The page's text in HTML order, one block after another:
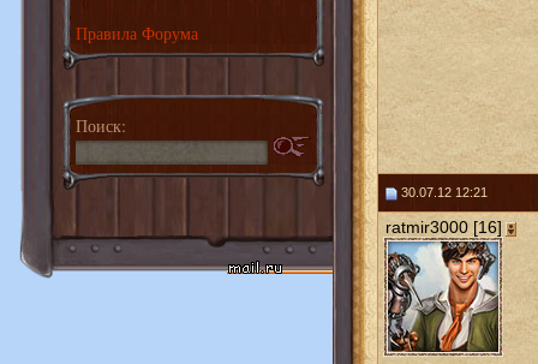
Правила Форума
Поиск:
30.07.12 12:21
ratmir3000 [16]